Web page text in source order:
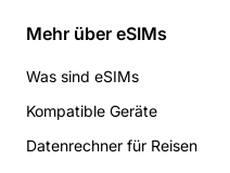
Mehr über eSIMs
Was sind eSIMs
Kompatible Geräte
Datenrechner für Reisen